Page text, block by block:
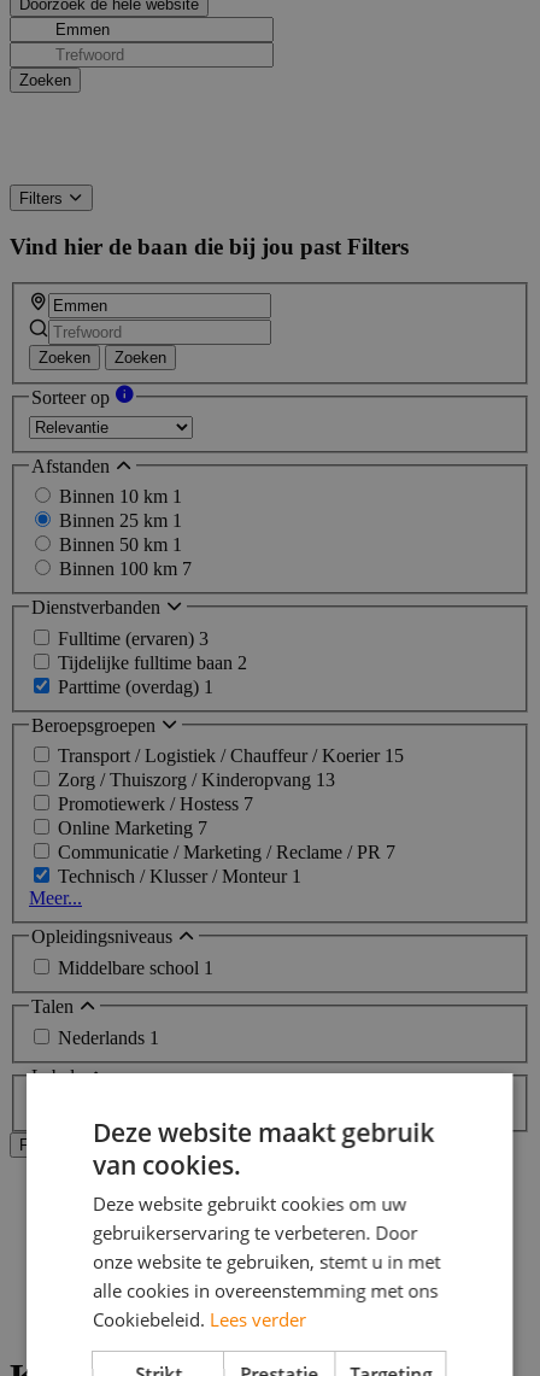
Filters
Vind hier de baan die bij jou past Filters
Zoeken Zoeken
Sorteer op
Afstanden
Binnen 10 km 1
Binnen 25 km 1
Binnen 50 km 1
Binnen 100 km 7
Dienstverbanden
Fulltime (ervaren) 3
Tijdelijke fulltime baan 2
Parttime (overdag) 1
Beroepsgroepen
Transport / Logistiek / Chauffeur / Koerier 15
Zorg / Thuiszorg / Kinderopvang 13
Promotiewerk / Hostess 7
Online Marketing 7
Communicatie / Marketing / Reclame / PR 7
Technisch / Klusser / Monteur 1
Meer...
Opleidingsniveaus
Middelbare school 1
Talen
Nederlands 1
Labels
Filters Toepassen Alle filters wissen
Bijbaan
Emmen
Klusser vacatures
Deze website maakt gebruik
van cookies.
Deze website gebruikt cookies om uw
gebruikerservaring te verbeteren. Door
onze website te gebruiken, stemt u in met
alle cookies in overeenstemming met ons
Cookiebeleid. Lees verder